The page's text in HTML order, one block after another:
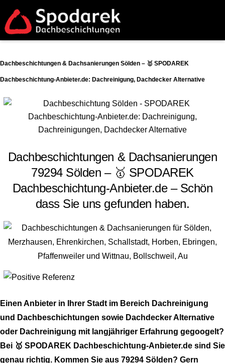
Dachbeschichtungen & Dachsanierungen Sölden – 🥇 SPODAREK
Dachbeschichtung-Anbieter.de: Dachreinigung, Dachdecker Alternative
Dachbeschichtungen & Dachsanierungen
79294 Sölden – 🥇 SPODAREK
Dachbeschichtung-Anbieter.de – Schön
dass Sie uns gefunden haben.
Einen Anbieter in Ihrer Stadt im Bereich Dachreinigung
und Dachbeschichtungen sowie Dachdecker Alternative
oder Dachreinigung mit langjähriger Erfahrung gegoogelt?
Bei 🥇 SPODAREK Dachbeschichtung-Anbieter.de sind Sie
genau richtig. Kommen Sie aus 79294 Sölden? Gern